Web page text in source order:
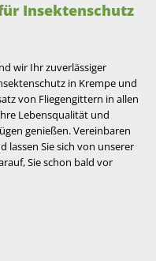
Insektenschutz
wir Ihr zuverlässiger
in Krempe und
von Fliegengittern in allen
Lebensqualität und
genießen. Vereinbaren
lassen Sie sich von unserer
Sie schon bald vor